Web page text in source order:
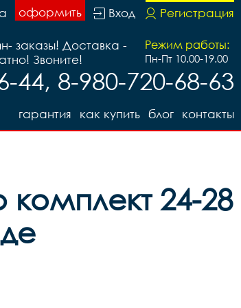
Регистрация
Вход
оформить
Режим работы:
Пн-Пт 10.00-19.00
заказы! Доставка -
Звоните!
44, 8-980-720-68-63
контакты
блог
как купить
гарантия
комплект 24-28